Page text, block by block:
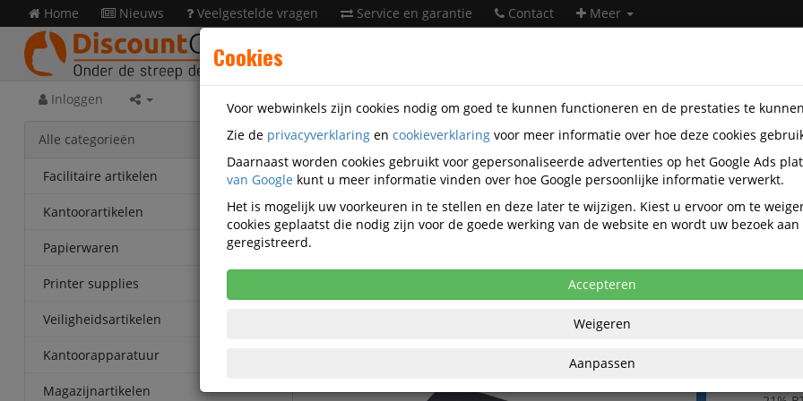
Home Nieuws Veelgestelde vragen Service en garantie Contact Meer
Inloggen
Alle categorieën
Facilitaire artikelen
Kantoorartikelen
Papierwaren
Printer supplies
Veiligheidsartikelen
Kantoorapparatuur
Magazijnartikelen
Accessoires Geheugen & opslag Externe schijfbehuizingen
ING-4064596
Startech.com Standalone 1 naar 15 USB flash
duplicator en wisser
Cookies
Voor webwinkels zijn cookies nodig om goed te kunnen functioneren en de prestaties te
Zie de privacyverklaring en cookieverklaring voor meer informatie over hoe deze cookies
Daarnaast worden cookies gebruikt voor gepersonaliseerde advertenties op het Google Ads
van Google kunt u meer informatie vinden over hoe Google persoonlijke informatie verwerkt.
Het is mogelijk uw voorkeuren in te stellen en deze later te wijzigen. Kiest u ervoor om te
cookies geplaatst die nodig zijn voor de goede werking van de website en wordt uw bezoek
geregistreerd.
Accepteren
Weigeren
Aanpassen